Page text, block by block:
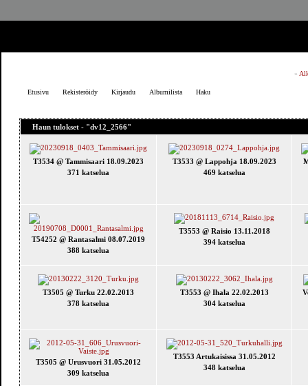
»
Etusivu Rekisteröidy Kirjaudu Albumilista Haku
Haun tulokset - "dv12_2566"
T3534 @ Tammisaari 18.09.2023
371 katselua
T3533 @ Lappohja 18.09.2023
469 katselua
T54252 @ Rantasalmi 08.07.2019
388 katselua
T3553 @ Raisio 13.11.2018
394 katselua
T3505 @ Turku 22.02.2013
378 katselua
T3553 @ Ihala 22.02.2013
304 katselua
T3505 @ Urusvuori 31.05.2012
309 katselua
T3553 Artukaisissa 31.05.2012
348 katselua